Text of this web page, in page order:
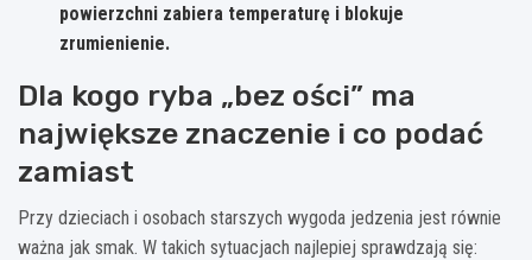
powierzchni zabiera temperaturę i blokuje
zrumienienie.
Dla kogo ryba „bez ości” ma
największe znaczenie i co podać
zamiast
Przy dzieciach i osobach starszych wygoda jedzenia jest równie
ważna jak smak. W takich sytuacjach najlepiej sprawdzają się: